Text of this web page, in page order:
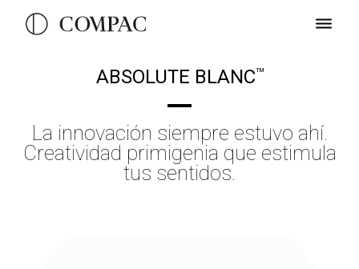
ABSOLUTE BLANCTM
La innovación siempre estuvo ahí.
Creatividad primigenia que estimula
tus sentidos.